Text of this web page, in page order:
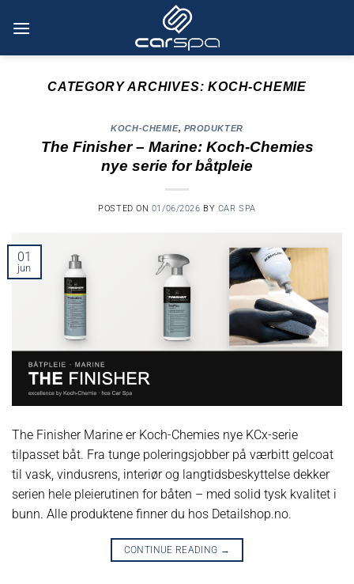
CATEGORY ARCHIVES:KOCH-CHEMIE
KOCH-CHEMIE, PRODUKTER
The Finisher – Marine: Koch-Chemies
nye serie for båtpleie
POSTED ON 01/06/2026 BY CAR SPA
01
jun
The Finisher Marine er Koch-Chemies nye KCx-serie
tilpasset båt. Fra tunge poleringsjobber på værbitt gelcoat
til vask, vindusrens, interiør og langtidsbeskyttelse dekker
serien hele pleierutinen for båten – med solid tysk kvalitet i
bunn. Alle produktene finner du hos Detailshop.no.
CONTINUE READING →